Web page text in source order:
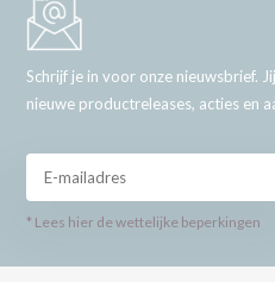
Schrijf je in voor onze nieuwsbrief.
nieuwe productreleases, acties en
* Lees hier de wettelijke beperkingen